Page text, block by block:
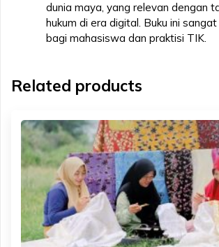
dunia maya, yang relevan dengan
hukum di era digital. Buku ini
bagi mahasiswa dan praktisi TIK.
Related products